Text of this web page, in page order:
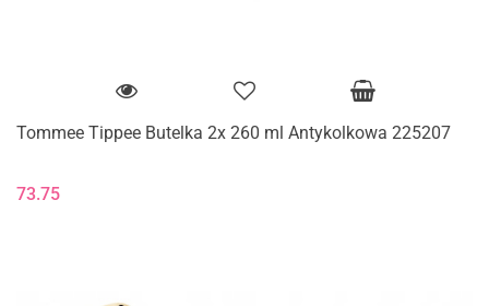
Tommee Tippee Butelka 2x 260 ml Antykolkowa 225207
73.75